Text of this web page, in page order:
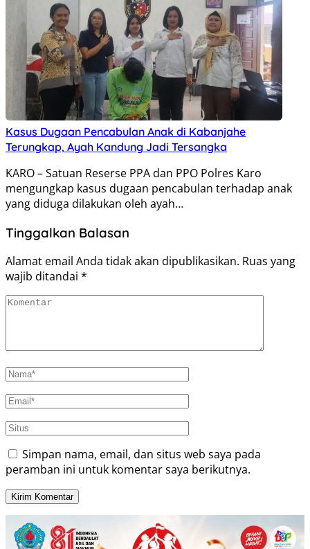
Kasus Dugaan Pencabulan Anak di Kabanjahe
Terungkap, Ayah Kandung Jadi Tersangka
KARO – Satuan Reserse PPA dan PPO Polres Karo
mengungkap kasus dugaan pencabulan terhadap anak
yang diduga dilakukan oleh ayah…
Tinggalkan Balasan
Alamat email Anda tidak akan dipublikasikan. Ruas yang
wajib ditandai *
Simpan nama, email, dan situs web saya pada
peramban ini untuk komentar saya berikutnya.